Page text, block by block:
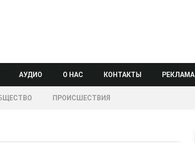
АУДИО О НАС КОНТАКТЫ РЕКЛАМА
ПРОИСШЕСТВИЯ